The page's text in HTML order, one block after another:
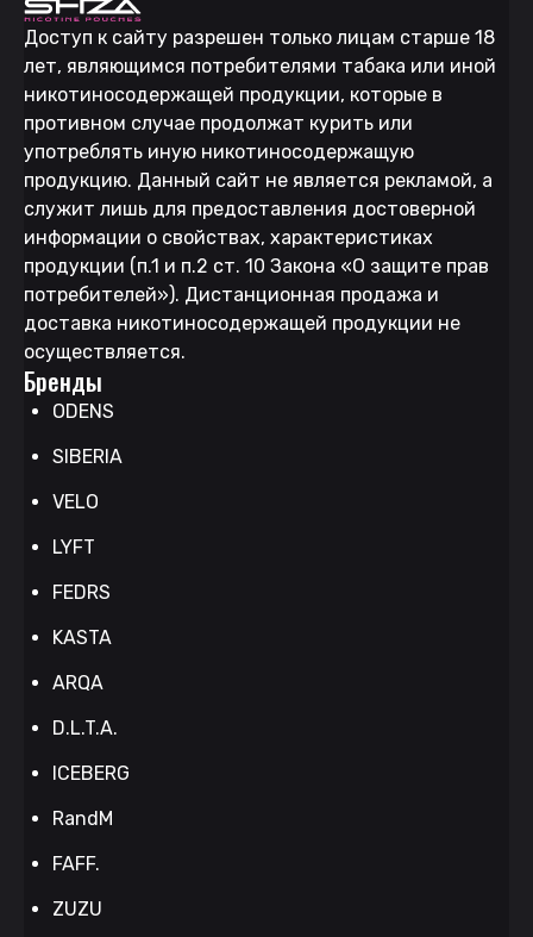
Доступ к сайту разрешен только лицам старше 18
лет, являющимся потребителями табака или иной
никотиносодержащей продукции, которые в
противном случае продолжат курить или
употреблять иную никотиносодержащую
продукцию. Данный сайт не является рекламой, а
служит лишь для предоставления достоверной
информации о свойствах, характеристиках
продукции (п.1 и п.2 ст. 10 Закона «О защите прав
потребителей»). Дистанционная продажа и
доставка никотиносодержащей продукции не
осуществляется.
Бренды
ODENS
SIBERIA
VELO
LYFT
FEDRS
KASTA
ARQA
D.L.T.A.
ICEBERG
RandM
FAFF.
ZUZU